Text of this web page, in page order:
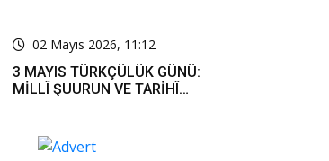
02 Mayıs 2026, 11:12
3 MAYIS TÜRKÇÜLÜK GÜNÜ:
MİLLÎ ŞUURUN VE TARİHÎ